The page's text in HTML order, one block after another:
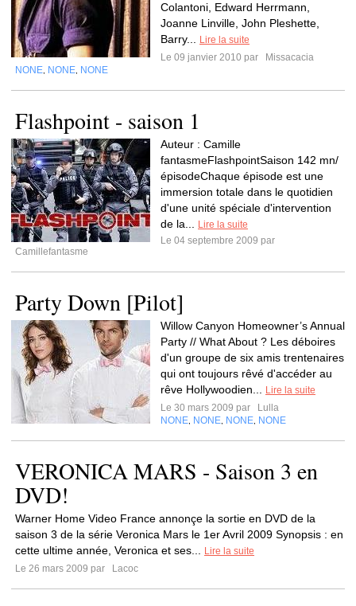
Colantoni, Edward Herrmann,
Joanne Linville, John Pleshette,
Barry...
Lire la suite
Le 09 janvier 2010 par
Missacacia
NONE NONE NONE
Flashpoint - saison 1
Auteur : Camille
fantasmeFlashpointSaison 142 mn/
épisodeChaque épisode est une
immersion totale dans le quotidien
d'une unité spéciale d'intervention
de la...
Lire la suite
Le 04 septembre 2009 par
Camillefantasme
Party Down [Pilot]
Willow Canyon Homeowner’s Annual
Party // What About ? Les déboires
d'un groupe de six amis trentenaires
qui ont toujours rêvé d'accéder au
rêve Hollywoodien...
Lire la suite
Le 30 mars 2009 par
Lulla
NONE NONE NONE NONE
VERONICA MARS - Saison 3 en
DVD!
Warner Home Video France annonçe la sortie en DVD de la
saison 3 de la série Veronica Mars le 1er Avril 2009 Synopsis : en
cette ultime année, Veronica et ses...
Lire la suite
Le 26 mars 2009 par
Lacoc